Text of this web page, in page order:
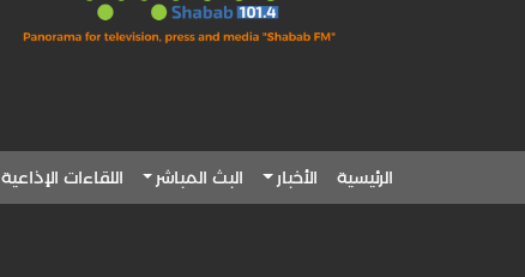
الرئيسية الأخبار البث المباشر اللقاءات الإذاعية